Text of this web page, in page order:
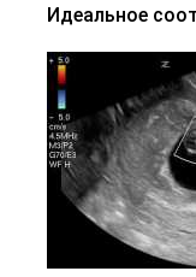
Идеальное